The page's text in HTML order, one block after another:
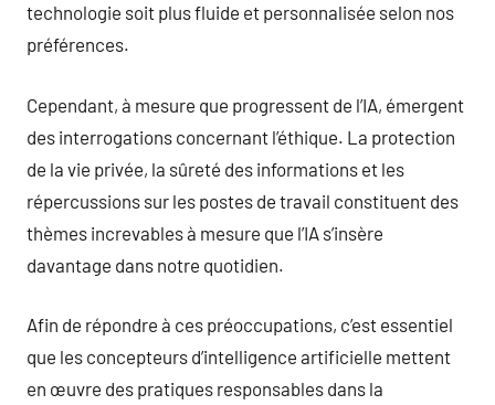
technologie soit plus fluide et personnalisée selon nos
préférences.
Cependant, à mesure que progressent de l’IA, émergent
des interrogations concernant l’éthique. La protection
de la vie privée, la sûreté des informations et les
répercussions sur les postes de travail constituent des
thèmes increvables à mesure que l’IA s’insère
davantage dans notre quotidien.
Afin de répondre à ces préoccupations, c’est essentiel
que les concepteurs d’intelligence artificielle mettent
en œuvre des pratiques responsables dans la